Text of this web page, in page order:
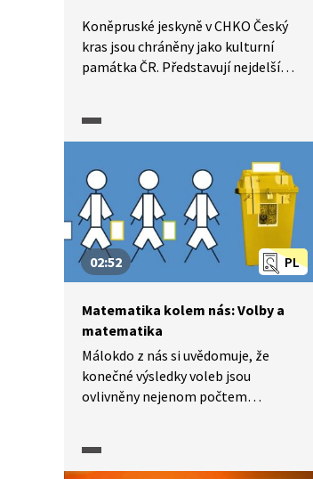
Koněpruské jeskyně v CHKO Český
kras jsou chráněny jako kulturní
památka ČR. Představují nejdelší
krápníkovou výzdobou. Chcete-li se
způsobu, jak se určuje stáří
kosterních pozůstatků, podívejte
se na pracovní list.
PL
02:52
Matematika kolem nás: Volby a
matematika
Málokdo z nás si uvědomuje, že
konečné výsledky voleb jsou
ovlivněny nejenom počtem
i způsobem, jakým se